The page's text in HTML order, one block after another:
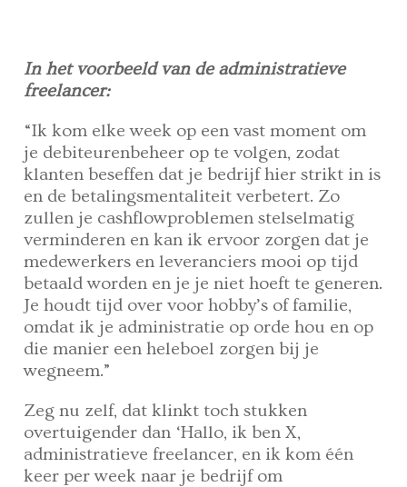
In het voorbeeld van de administratieve
freelancer:
“Ik kom elke week op een vast moment om
je debiteurenbeheer op te volgen, zodat
klanten beseffen dat je bedrijf hier strikt in is
en de betalingsmentaliteit verbetert. Zo
zullen je cashflowproblemen stelselmatig
verminderen en kan ik ervoor zorgen dat je
medewerkers en leveranciers mooi op tijd
betaald worden en je je niet hoeft te generen.
Je houdt tijd over voor hobby’s of familie,
omdat ik je administratie op orde hou en op
die manier een heleboel zorgen bij je
wegneem.”
Zeg nu zelf, dat klinkt toch stukken
overtuigender dan ‘Hallo, ik ben X,
administratieve freelancer, en ik kom één
keer per week naar je bedrijf om